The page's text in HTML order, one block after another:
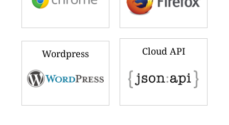
Wordpress Cloud API